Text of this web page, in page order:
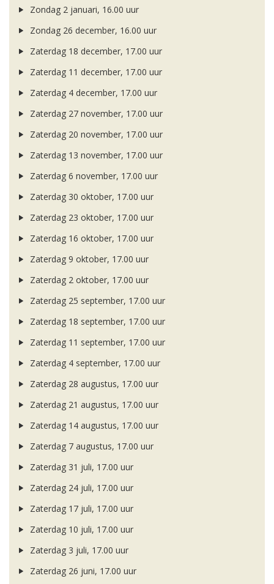
Zondag 2 januari, 16.00 uur
Zondag 26 december, 16.00 uur
Zaterdag 18 december, 17.00 uur
Zaterdag 11 december, 17.00 uur
Zaterdag 4 december, 17.00 uur
Zaterdag 27 november, 17.00 uur
Zaterdag 20 november, 17.00 uur
Zaterdag 13 november, 17.00 uur
Zaterdag 6 november, 17.00 uur
Zaterdag 30 oktober, 17.00 uur
Zaterdag 23 oktober, 17.00 uur
Zaterdag 16 oktober, 17.00 uur
Zaterdag 9 oktober, 17.00 uur
Zaterdag 2 oktober, 17.00 uur
Zaterdag 25 september, 17.00 uur
Zaterdag 18 september, 17.00 uur
Zaterdag 11 september, 17.00 uur
Zaterdag 4 september, 17.00 uur
Zaterdag 28 augustus, 17.00 uur
Zaterdag 21 augustus, 17.00 uur
Zaterdag 14 augustus, 17.00 uur
Zaterdag 7 augustus, 17.00 uur
Zaterdag 31 juli, 17.00 uur
Zaterdag 24 juli, 17.00 uur
Zaterdag 17 juli, 17.00 uur
Zaterdag 10 juli, 17.00 uur
Zaterdag 3 juli, 17.00 uur
Zaterdag 26 juni, 17.00 uur